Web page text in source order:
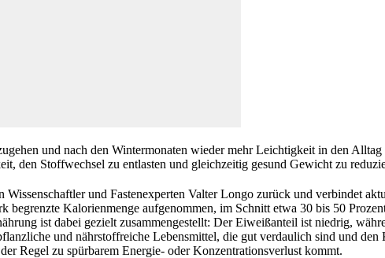
und nach den Wintermonaten wieder mehr Leichtigkeit in den
den Stoffwechsel zu entlasten und gleichzeitig gesund Gewicht zu
und Fastenexperten Valter Longo zurück und verbindet
Kalorienmenge aufgenommen, im Schnitt etwa 30 bis 50
ist dabei gezielt zusammengestellt: Der Eiweißanteil ist niedrig,
und nährstoffreiche Lebensmittel, die gut verdaulich sind und
Regel zu spürbarem Energie- oder Konzentrationsverlust kommt.